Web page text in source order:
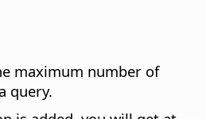
maximum number of
query.